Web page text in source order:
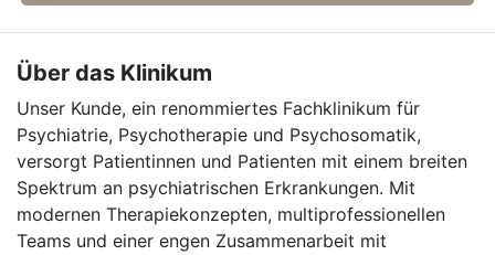
Über das Klinikum
Unser Kunde, ein renommiertes Fachklinikum für
Psychiatrie, Psychotherapie und Psychosomatik,
versorgt Patientinnen und Patienten mit einem breiten
Spektrum an psychiatrischen Erkrankungen. Mit
modernen Therapiekonzepten, multiprofessionellen
Teams und einer engen Zusammenarbeit mit